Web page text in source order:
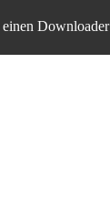
Downloader